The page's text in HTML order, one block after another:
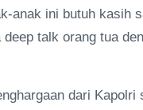
anak ini butuh kasih
deep talk orang tua
dari Kapolri